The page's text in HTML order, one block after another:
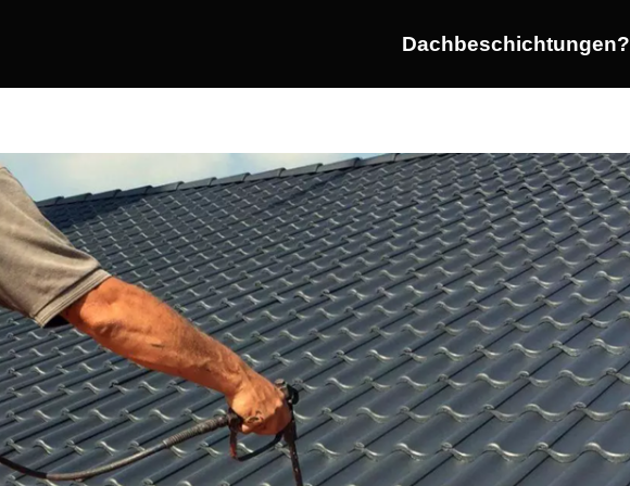
Dachbeschichtungen?